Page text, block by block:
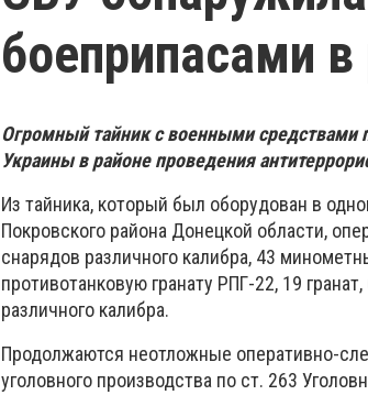
боеприпасами
Огромный тайник с военными средствами
Украины в районе проведения
Из тайника, который был оборудован в
Покровского района Донецкой области,
снарядов различного калибра, 43
противотанковую гранату РПГ-22, 19
различного калибра.
Продолжаются неотложные оперативно-
уголовного производства по ст. 263